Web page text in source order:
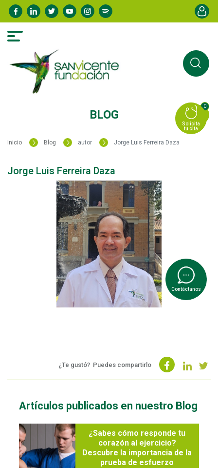
Pasar
al
Menú
BLOG
0
Inicio Blog autor Jorge Luis Ferreira Daza
Jorge Luis Ferreira Daza
¿Te gustó? Puedes compartirlo
Artículos publicados en nuestro Blog
¿Sabes cómo responde tu
corazón al ejercicio?
Descubre la importancia de la
prueba de esfuerzo
Contáctanos
Solicita
tu cita